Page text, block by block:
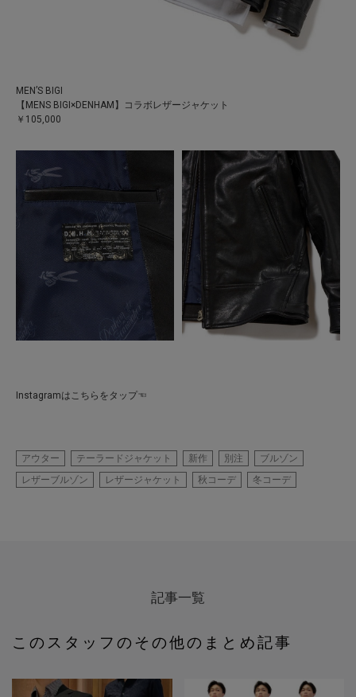
MEN’S BIGI
【MENS BIGI×DENHAM】コラボレザージャケット
￥105,000
Instagramはこちらをタップ☜
アウター テーラードジャケット 新作 別注
ブルゾン
レザーブルゾン
レザージャケット 秋コーデ 冬コーデ
記事一覧
このスタッフのその他のまとめ記事